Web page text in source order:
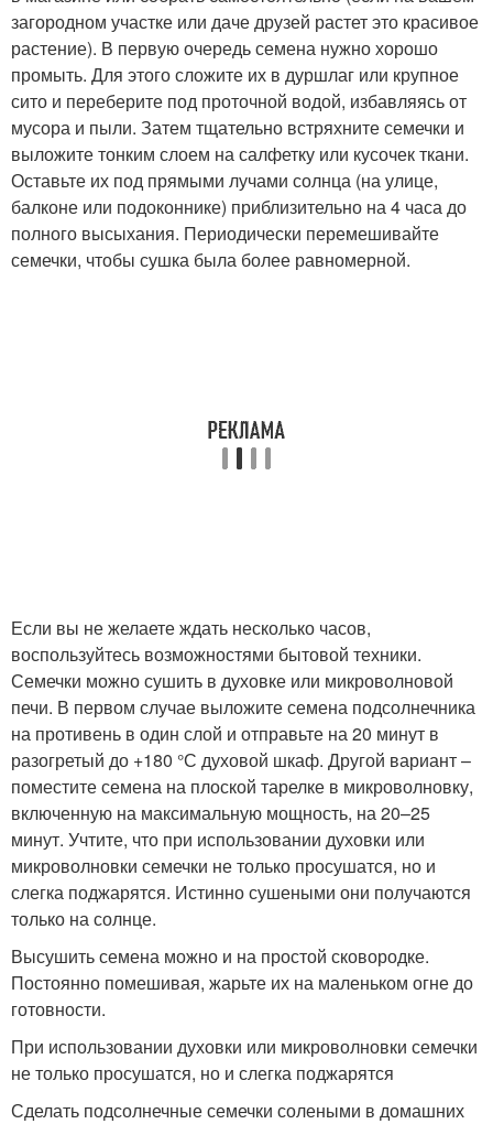
загородном участке или даче друзей растет это красивое
растение). В первую очередь семена нужно хорошо
промыть. Для этого сложите их в дуршлаг или крупное
сито и переберите под проточной водой, избавляясь от
мусора и пыли. Затем тщательно встряхните семечки и
выложите тонким слоем на салфетку или кусочек ткани.
Оставьте их под прямыми лучами солнца (на улице,
балконе или подоконнике) приблизительно на 4 часа до
полного высыхания. Периодически перемешивайте
семечки, чтобы сушка была более равномерной.
Если вы не желаете ждать несколько часов,
воспользуйтесь возможностями бытовой техники.
Семечки можно сушить в духовке или микроволновой
печи. В первом случае выложите семена подсолнечника
на противень в один слой и отправьте на 20 минут в
разогретый до +180 °С духовой шкаф. Другой вариант –
поместите семена на плоской тарелке в микроволновку,
включенную на максимальную мощность, на 20–25
минут. Учтите, что при использовании духовки или
микроволновки семечки не только просушатся, но и
слегка поджарятся. Истинно сушеными они получаются
только на солнце.
Высушить семена можно и на простой сковородке.
Постоянно помешивая, жарьте их на маленьком огне до
готовности.
При использовании духовки или микроволновки семечки
не только просушатся, но и слегка поджарятся
Сделать подсолнечные семечки солеными в домашних